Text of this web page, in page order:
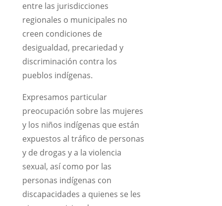
entre las jurisdicciones
regionales o municipales no
creen condiciones de
desigualdad, precariedad y
discriminación contra los
pueblos indígenas.
Expresamos particular
preocupación sobre las mujeres
y los niños indígenas que están
expuestos al tráfico de personas
y de drogas y a la violencia
sexual, así como por las
personas indígenas con
discapacidades a quienes se les